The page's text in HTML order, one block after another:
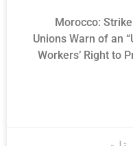
Morocco:
Unions Warn of an
Workers’ Right to